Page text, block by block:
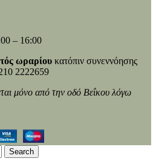
– 16:00
ωραρίου κατόπιν συνεννόησης
2222659
μόνο από την οδό Βεΐκου λόγω
Search